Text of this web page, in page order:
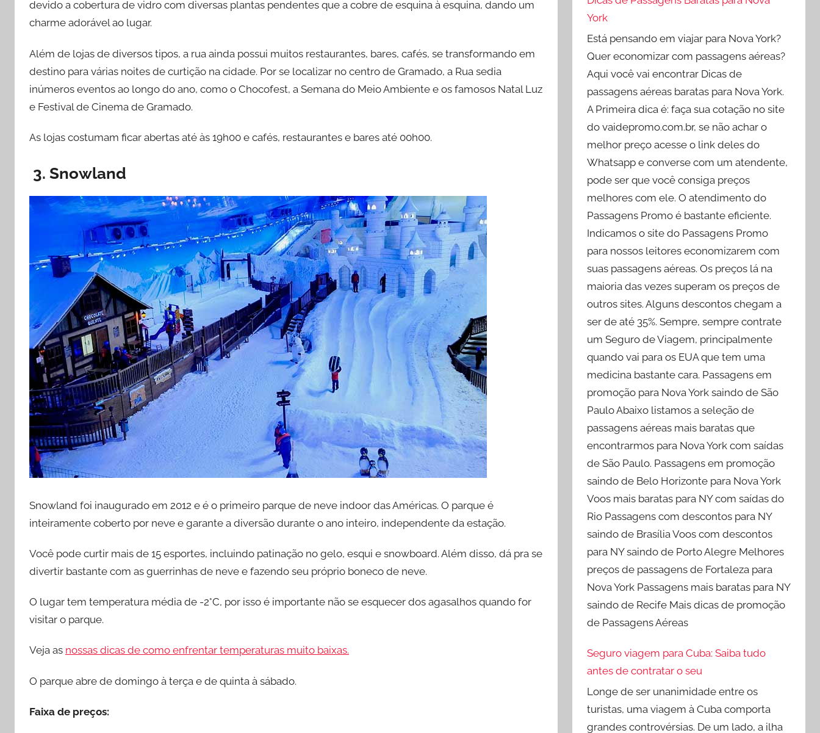
devido a cobertura de vidro com diversas plantas pendentes que a cobre de esquina à esquina, dando um
charme adorável ao lugar.
Além de lojas de diversos tipos, a rua ainda possui muitos restaurantes, bares, cafés, se transformando em
destino para várias noites de curtição na cidade. Por se localizar no centro de Gramado, a Rua sedia
inúmeros eventos ao longo do ano, como o Chocofest, a Semana do Meio Ambiente e os famosos Natal Luz
e Festival de Cinema de Gramado.
As lojas costumam ficar abertas até às 19h00 e cafés, restaurantes e bares até 00h00.
3. Snowland
Snowland foi inaugurado em 2012 e é o primeiro parque de neve indoor das Américas. O parque é
inteiramente coberto por neve e garante a diversão durante o ano inteiro, independente da estação.
Você pode curtir mais de 15 esportes, incluindo patinação no gelo, esqui e snowboard. Além disso, dá pra se
divertir bastante com as guerrinhas de neve e fazendo seu próprio boneco de neve.
O lugar tem temperatura média de -2°C, por isso é importante não se esquecer dos agasalhos quando for
visitar o parque.
Veja as nossas dicas de como enfrentar temperaturas muito baixas.
O parque abre de domingo à terça e de quinta à sábado.
Faixa de preços:
York
Está pensando em viajar para Nova York?
Quer economizar com passagens aéreas?
Aqui você vai encontrar Dicas de
passagens aéreas baratas para Nova York.
A Primeira dica é: faça sua cotação no site
do vaidepromo.com.br, se não achar o
melhor preço acesse o link deles do
Whatsapp e converse com um atendente,
pode ser que você consiga preços
melhores com ele. O atendimento do
Passagens Promo é bastante eficiente.
Indicamos o site do Passagens Promo
para nossos leitores economizarem com
suas passagens aéreas. Os preços lá na
maioria das vezes superam os preços de
outros sites. Alguns descontos chegam a
ser de até 35%. Sempre, sempre contrate
um Seguro de Viagem, principalmente
quando vai para os EUA que tem uma
medicina bastante cara. Passagens em
promoção para Nova York saindo de São
Paulo Abaixo listamos a seleção de
passagens aéreas mais baratas que
encontrarmos para Nova York com saídas
de São Paulo. Passagens em promoção
saindo de Belo Horizonte para Nova York
Voos mais baratas para NY com saídas do
Rio Passagens com descontos para NY
saindo de Brasília Voos com descontos
para NY saindo de Porto Alegre Melhores
preços de passagens de Fortaleza para
Nova York Passagens mais baratas para NY
saindo de Recife Mais dicas de promoção
de Passagens Aéreas
Seguro viagem para Cuba: Saiba tudo
antes de contratar o seu
Longe de ser unanimidade entre os
turistas, uma viagem à Cuba comporta
grandes controvérsias. De um lado, a ilha